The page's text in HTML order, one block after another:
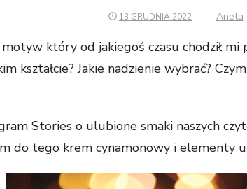
POSTED
13 GRUDNIA 2022 Author
Aneta
który od jakiegoś czasu chodził mi
kształcie? Jakie nadzienie wybrać?
Stories o ulubione smaki naszych
do tego krem cynamonowy i elementy
nie są
one
Abyśmy
poprawić